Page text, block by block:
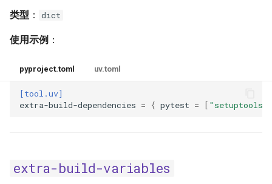
类型 ： dict
使用示例 ：
pyproject.toml uv.toml
[tool.uv]
extra-build-dependencies = { pytest = [ "setuptools"
extra-build-variables